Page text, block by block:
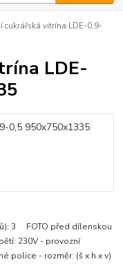
cukrářská vitrína LDE-0,9-
LDE-
3 FOTO před dílenskou
230V - provozní
police - rozměr: (š x h x v)